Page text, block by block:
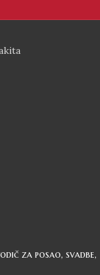
za posao, svadbe,